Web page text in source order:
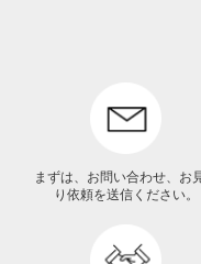
まずは、お問い合わせ、お
り依頼を送信ください。